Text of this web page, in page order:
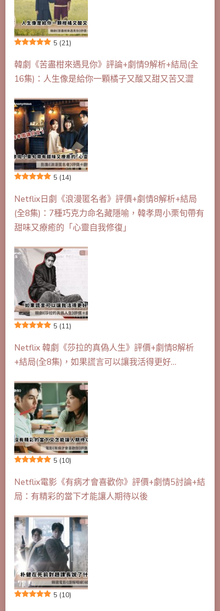
5 (21)
韓劇《苦盡柑來遇見你》評論+劇情9解析+結局(全
16集)：人生像是給你一顆橘子又酸又甜又苦又澀
5 (14)
Netflix日劇《浪漫匿名者》評價+劇情8解析+結局
(全8集)：7種巧克力命名藏隱喻，韓孝周小栗旬帶有
甜味又療癒的「心靈自我修復」
5 (11)
Netflix 韓劇《莎拉的真偽人生》評價+劇情8解析
+結局(全8集)，如果謊言可以讓我活得更好…
5 (10)
Netflix電影《有病才會喜歡你》評價+劇情5討論+結
局：有精彩的當下才能讓人期待以後
5 (10)